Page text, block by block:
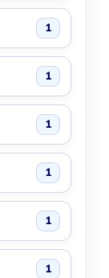
1
1
1
1
1
1